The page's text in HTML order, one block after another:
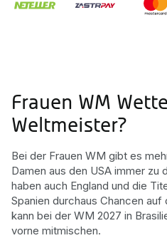
Frauen WM
Weltmeister?
Bei der Frauen WM gibt es
Damen aus den USA immer zu
haben auch England und die
Spanien durchaus Chancen
kann bei der WM 2027 in
vorne mitmischen.